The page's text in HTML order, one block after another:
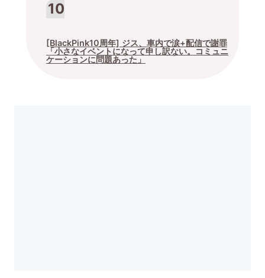
[BlackPink10周年] ジス、車内で涙+配信で謝罪
「小さなイベントになって申し訳ない。コミュニ
ケーションに問題あった」